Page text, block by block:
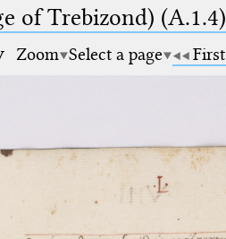
of Trebizond) (A.1.4)
Zoom Select a page First